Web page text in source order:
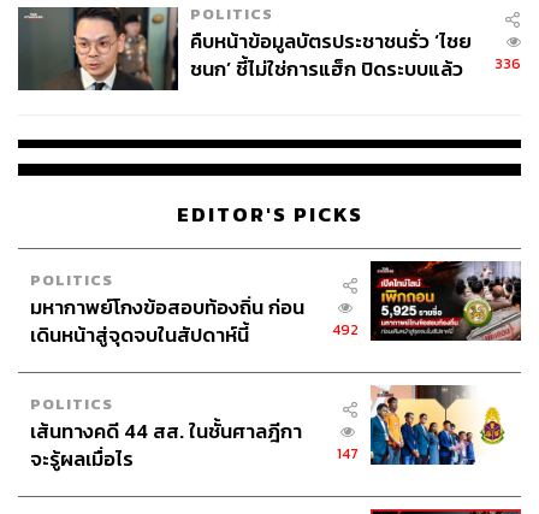
POLITICS
คืบหน้าข้อมูลบัตรประชาชนรั่ว ‘ไชย
ชนก’ ชี้ไม่ใช่การแฮ็ก ปิดระบบแล้ว
336
EDITOR'S PICKS
POLITICS
มหากาพย์โกงข้อสอบท้องถิ่น ก่อน
เดินหน้าสู่จุดจบในสัปดาห์นี้
492
POLITICS
เส้นทางคดี 44 สส. ในชั้นศาลฎีกา
จะรู้ผลเมื่อไร
147